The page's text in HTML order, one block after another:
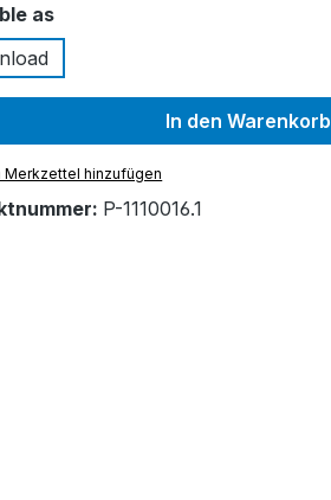
asauswählen
In den Warenkorb
Merkzettel hinzufügen
P-1110016.1